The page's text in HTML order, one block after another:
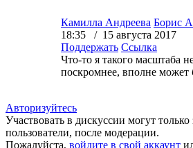
Камилла Андреева Борис
18:35 / 15 августа 2017
Поддержать Ссылка
Что-то я такого масштаба
поскромнее, вполне может
Авторизуйтесь
Участвовать в дискуссии могут
пользователи, после модерации.
Пожалуйста, войдите в свой аккаунт